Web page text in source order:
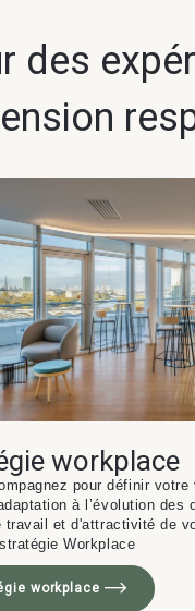
des
workplace
pour définir
à l’évolution des
travail et d'attractivité de
Workplace
workplace